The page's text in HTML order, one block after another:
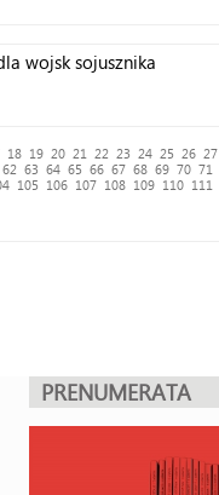
wojsk sojusznika
18 19 20 21 22 23 24 25 26 27
62 63 64 65 66 67 68 69 70 71
105 106 107 108 109 110 111
PRENUMERATA